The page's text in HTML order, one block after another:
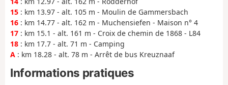
15 : km 13.97 - alt. 105 m - Moulin de Gammersbach
16 : km 14.77 - alt. 162 m - Muchensiefen - Maison n° 4
17 : km 15.1 - alt. 161 m - Croix de chemin de 1868 - L84
18 : km 17.7 - alt. 71 m - Camping
A : km 18.28 - alt. 78 m - Arrêt de bus Kreuznaaf
Informations pratiques